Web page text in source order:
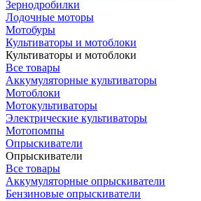
Зернодробилки
Лодочные моторы
Мотобуры
Культиваторы и мотоблоки
Культиваторы и мотоблоки
Все товары
Аккумуляторные культиваторы
Мотоблоки
Мотокультиваторы
Электрические культиваторы
Мотопомпы
Опрыскиватели
Опрыскиватели
Все товары
Аккумуляторные опрыскиватели
Бензиновые опрыскиватели